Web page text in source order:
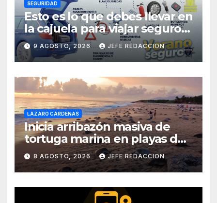
SEGURIDAD
Esto es lo que debes llevar en
la cajuela para viajar seguro
por carretera
9 AGOSTO, 2026 JEFE REDACCION
LÁZARO CÁRDENAS
Inicia arribazón masiva de
tortuga marina en playas de
Michoacán
8 AGOSTO, 2026 JEFE REDACCION